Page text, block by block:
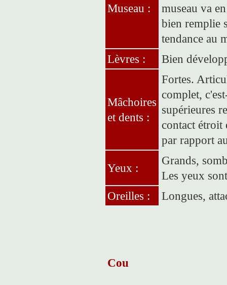
Museau :
museau va
bien remplie
tendance au
Lèvres :
Bien
Mâchoires
et dents :
Fortes.
complet,
supérieures
contact étroit
par rapport
Yeux :
Grands,
Les yeux
Oreilles :
Longues,
Cou